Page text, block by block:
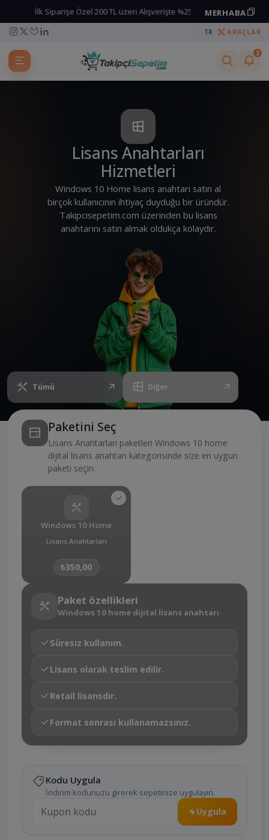
İlk Siparişe Özel 200 TL üzeri Alışverişte %25 İndirim kodu
MERHABA
Kuponu kopyala
TR ARAÇLAR
3
Lisans Anahtarları
Hizmetleri
Windows 10 Home lisans anahtarı satın al
birçok kullanıcının ihtiyaç duyduğu bir üründür.
Takipcisepetim.com üzerinden bu lisans
anahtarını satın almak oldukça kolaydır.
Tümü Diğer
Paketini Seç
Lisans Anahtarları paketleri Windows 10 home
dijital lisans anahtarı kategorisinde size en uygun
paketi seçin.
Windows 10 Home
Lisans Anahtarları
₺350,00
Paket özellikleri
Windows 10 home dijital lisans anahtarı
Süresiz kullanım.
Lisans olarak teslim edilir.
Retail lisansdır.
Format sonrası kullanamazsınız.
Kodu Uygula
İndirim kodunuzu girerek sepetinize uygulayın.
Uygula